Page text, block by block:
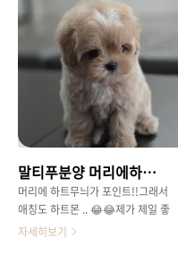
구들은 대표적인 말티푸의 모습으로
항상 많은 사랑을 받고 있는친구들
이랍니다 😍 호잇짜 호잇짜 노는모습
보면 귀여운 ㅎㅎ밥도 잘 먹어서항상
배빵빵 😎😍남녀노소 모든 분들께서
어렵지 않게 키우실 수 있는 반려견
말티푸오케이독에서 여러 말티푸 친
구들만나보시고 소중한 인연 맞이하
시길 바래요 😁
말티푸분양 머리에하트무늬 애칭은하트몬
머리에 하트무늬가 포인트!!그래서
애칭도 하트몬 .. 😂😂제가 제일 좋
아하는말티푸 얼굴상이에요대충대충
자세히보기